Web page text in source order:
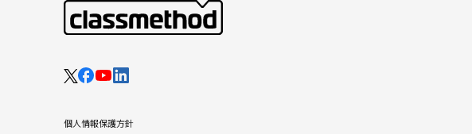
個人情報保護方針